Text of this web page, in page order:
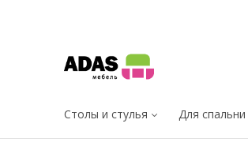
Столы и стулья Для спальни